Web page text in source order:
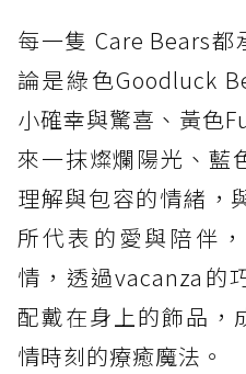
每一隻 Care Bears
論是綠色Goodluck
小確幸與驚喜、黃色
來一抹燦爛陽光、藍
理解與包容的情緒，
所代表的愛與陪伴
情，透過vacanza的
配戴在身上的飾品，
情時刻的療癒魔法。